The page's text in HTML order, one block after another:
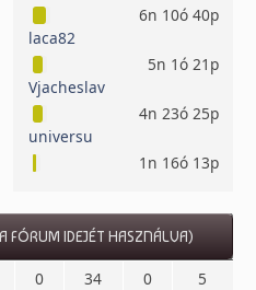
6n 10ó 40p
laca82
5n 1ó 21p
Vjacheslav
4n 23ó 25p
universu
1n 16ó 13p
FÓRUM IDEJÉT HASZNÁLVA)
0 34 0
5